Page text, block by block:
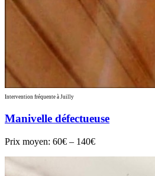
Intervention fréquente à Juilly
Manivelle défectueuse
Prix moyen: 60€ – 140€